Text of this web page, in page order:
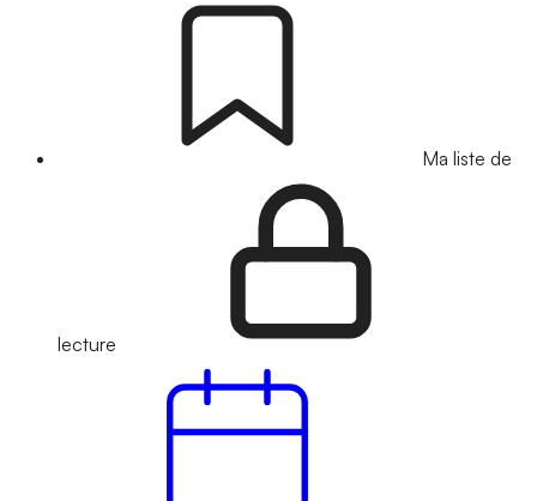
Ma liste de
lecture